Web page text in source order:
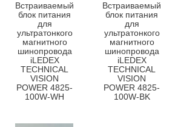
Встраиваемый
блок питания
для
ультратонкого
магнитного
шинопровода
iLEDEX
TECHNICAL
VISION
POWER 4825-
100W-WH
Встраиваемый
блок питания
для
ультратонкого
магнитного
шинопровода
iLEDEX
TECHNICAL
VISION
POWER 4825-
100W-BK